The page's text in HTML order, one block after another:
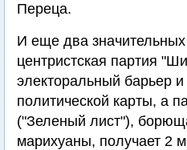
Переца.
И еще два значительных
центристская партия
электоральный барьер
политической карты, а
("Зеленый лист"),
марихуаны, получает 2